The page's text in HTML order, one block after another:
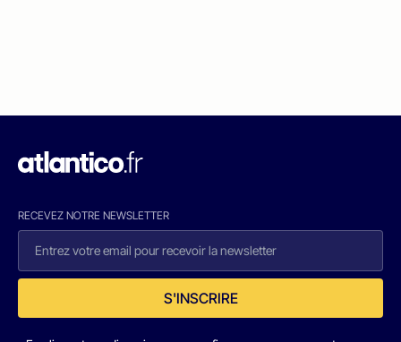
RECEVEZ NOTRE NEWSLETTER
S'INSCRIRE